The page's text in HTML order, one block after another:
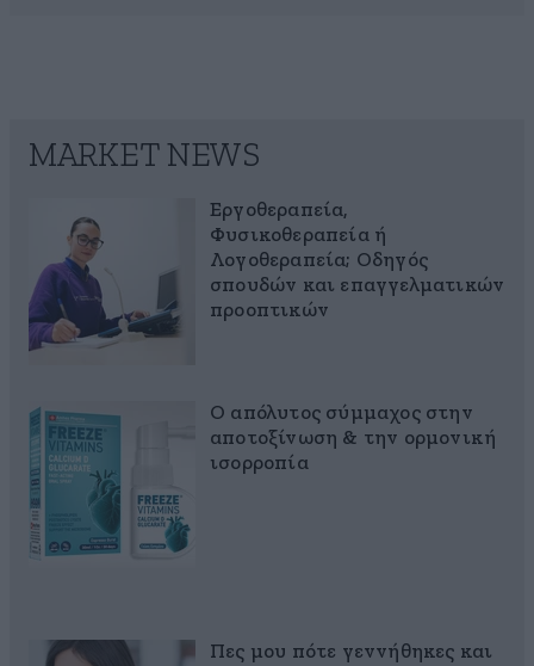
MARKET NEWS
Εργοθεραπεία,
Φυσικοθεραπεία ή
Λογοθεραπεία; Οδηγός
σπουδών και επαγγελματικών
προοπτικών
Ο απόλυτος σύμμαχος στην
αποτοξίνωση & την ορμονική
ισορροπία
Πες μου πότε γεννήθηκες και